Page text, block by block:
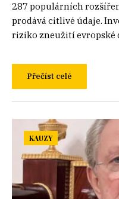
287 populárních
prodává citlivé údaje.
riziko zneužití evropské
Přečíst celé
KAUZY